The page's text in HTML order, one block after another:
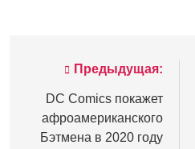
Навигация
записям
Предыдущая:
DC Comics покажет
афроамериканского
Бэтмена в 2020 году